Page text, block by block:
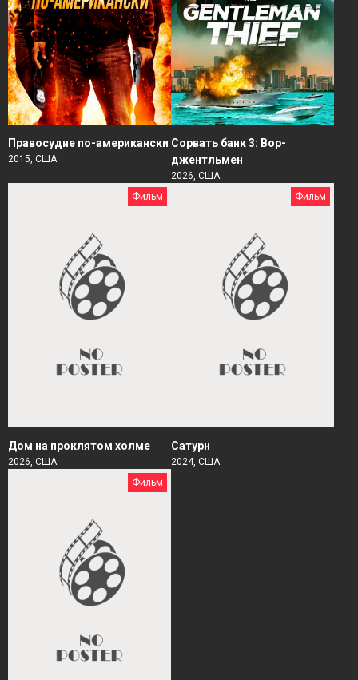
Правосудие по-американски
2015, США
Сорвать банк 3: Вор-
джентльмен
2026, США
Фильм
Дом на проклятом холме
2026, США
Фильм
Сатурн
2024, США
Фильм